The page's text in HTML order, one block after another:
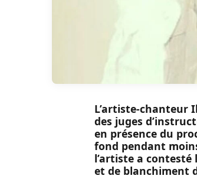
L’artiste-chanteur
des juges
en présence du
fond pendant
l’artiste a contesté
et de blanchiment